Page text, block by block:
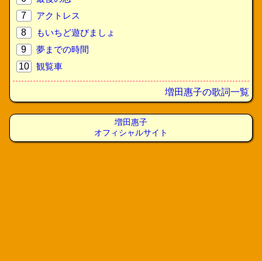
7
アクトレス
8
もいちど遊びましょ
9
夢までの時間
10
観覧車
増田惠子の歌詞一覧
増田惠子
オフィシャルサイト